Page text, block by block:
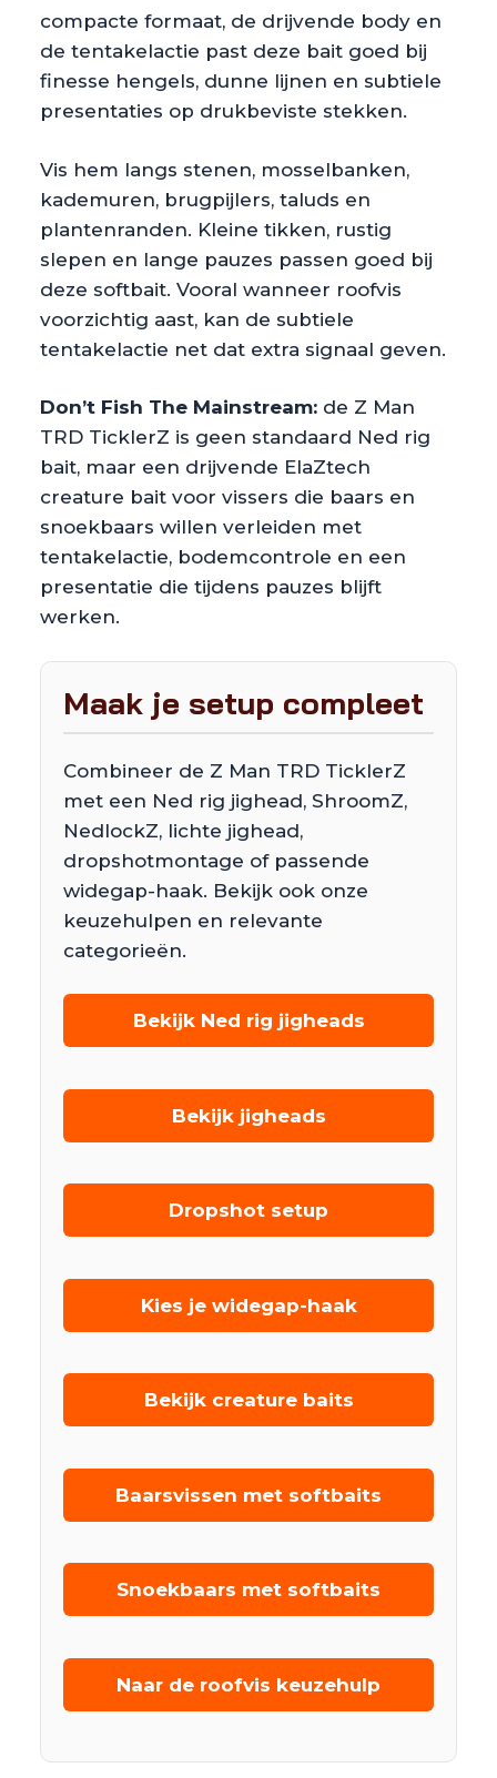
compacte formaat, de drijvende body en
de tentakelactie past deze bait goed bij
finesse hengels, dunne lijnen en subtiele
presentaties op drukbeviste stekken.
Vis hem langs stenen, mosselbanken,
kademuren, brugpijlers, taluds en
plantenranden. Kleine tikken, rustig
slepen en lange pauzes passen goed bij
deze softbait. Vooral wanneer roofvis
voorzichtig aast, kan de subtiele
tentakelactie net dat extra signaal geven.
Don’t Fish The Mainstream: de Z Man
TRD TicklerZ is geen standaard Ned rig
bait, maar een drijvende ElaZtech
creature bait voor vissers die baars en
snoekbaars willen verleiden met
tentakelactie, bodemcontrole en een
presentatie die tijdens pauzes blijft
werken.
Maak je setup compleet
Combineer de Z Man TRD TicklerZ
met een Ned rig jighead, ShroomZ,
NedlockZ, lichte jighead,
dropshotmontage of passende
widegap-haak. Bekijk ook onze
keuzehulpen en relevante
categorieën.
Bekijk Ned rig jigheads
Bekijk jigheads
Dropshot setup
Kies je widegap-haak
Bekijk creature baits
Baarsvissen met softbaits
Snoekbaars met softbaits
Naar de roofvis keuzehulp